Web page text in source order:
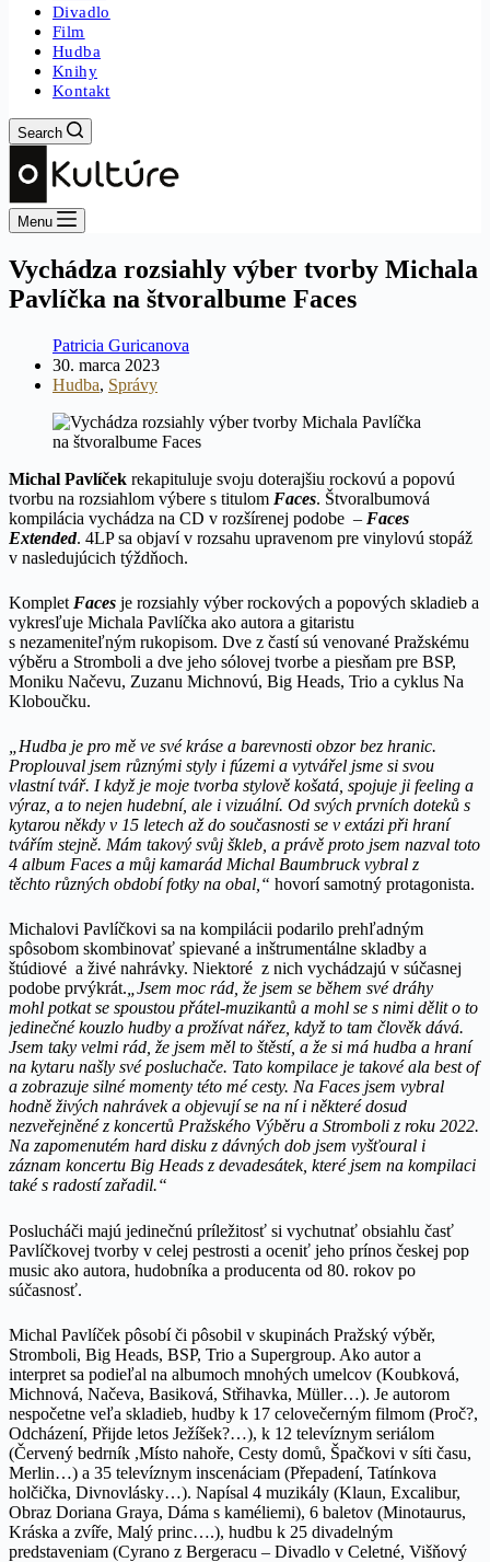
Divadlo
Film
Hudba
Knihy
Kontakt
Search
Menu
Vychádza rozsiahly výber tvorby Michala
Pavlíčka na štvoralbume Faces
Patricia Guricanova
30. marca 2023
Hudba, Správy
Michal Pavlíček rekapituluje svoju doterajšiu rockovú a popovú
tvorbu na rozsiahlom výbere s titulom Faces. Štvoralbumová
kompilácia vychádza na CD v rozšírenej podobe – Faces
Extended. 4LP sa objaví v rozsahu upravenom pre vinylovú stopáž
v nasledujúcich týždňoch.
Komplet Faces je rozsiahly výber rockových a popových skladieb a
vykresľuje Michala Pavlíčka ako autora a gitaristu
s nezameniteľným rukopisom. Dve z častí sú venované Pražskému
výběru a Stromboli a dve jeho sólovej tvorbe a piesňam pre BSP,
Moniku Načevu, Zuzanu Michnovú, Big Heads, Trio a cyklus Na
Kloboučku.
„Hudba je pro mě ve své kráse a barevnosti obzor bez hranic.
Proplouval jsem různými styly i fúzemi a vytvářel jsme si svou
vlastní tvář. I když je moje tvorba stylově košatá, spojuje ji feeling a
výraz, a to nejen hudební, ale i vizuální. Od svých prvních doteků s
kytarou někdy v 15 letech až do současnosti se v extázi při hraní
tvářím stejně. Mám takový svůj škleb, a právě proto jsem nazval toto
4 album Faces a můj kamarád Michal Baumbruck vybral z
těchto různých období fotky na obal,“ hovorí samotný protagonista.
Michalovi Pavlíčkovi sa na kompilácii podarilo prehľadným
spôsobom skombinovať spievané a inštrumentálne skladby a
štúdiové a živé nahrávky. Niektoré z nich vychádzajú v súčasnej
podobe prvýkrát. „Jsem moc rád, že jsem se během své dráhy
mohl potkat se spoustou přátel-muzikantů a mohl se s nimi dělit o to
jedinečné kouzlo hudby a prožívat nářez, když to tam člověk dává.
Jsem taky velmi rád, že jsem měl to štěstí, a že si má hudba a hraní
na kytaru našly své posluchače. Tato kompilace je takové ala best of
a zobrazuje silné momenty této mé cesty. Na Faces jsem vybral
hodně živých nahrávek a objevují se na ní i některé dosud
nezveřejněné z koncertů Pražského Výběru a Stromboli z roku 2022.
Na zapomenutém hard disku z dávných dob jsem vyšťoural i
záznam koncertu Big Heads z devadesátek, které jsem na kompilaci
také s radostí zařadil.“
Poslucháči majú jedinečnú príležitosť si vychutnať obsiahlu časť
Pavlíčkovej tvorby v celej pestrosti a oceniť jeho prínos českej pop
music ako autora, hudobníka a producenta od 80. rokov po
súčasnosť.
Michal Pavlíček pôsobí či pôsobil v skupinách Pražský výběr,
Stromboli, Big Heads, BSP, Trio a Supergroup. Ako autor a
interpret sa podieľal na albumoch mnohých umelcov (Koubková,
Michnová, Načeva, Basiková, Střihavka, Müller…). Je autorom
nespočetne veľa skladieb, hudby k 17 celovečerným filmom (Proč?,
Odcházení, Přijde letos Ježíšek?…), k 12 televíznym seriálom
(Červený bedrník ,Místo nahoře, Cesty domů, Špačkovi v síti času,
Merlin…) a 35 televíznym inscenáciam (Přepadení, Tatínkova
holčička, Divnovlásky…). Napísal 4 muzikály (Klaun, Excalibur,
Obraz Doriana Graya, Dáma s kaméliemi), 6 baletov (Minotaurus,
Kráska a zvíře, Malý princ….), hudbu k 25 divadelným
predstaveniam (Cyrano z Bergeracu – Divadlo v Celetné, Višňový